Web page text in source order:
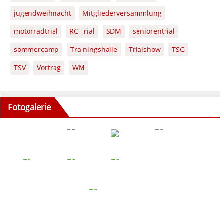
jugendweihnacht
Mitgliederversammlung
motorradtrial
RC Trial SDM
seniorentrial
sommercamp
Trainingshalle Trialshow
TSG
TSV
Vortrag WM
Fotogalerie